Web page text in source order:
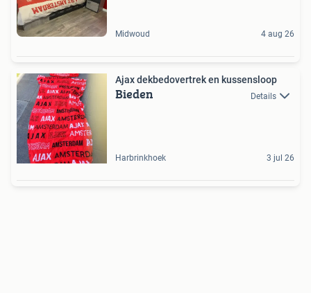
Midwoud 4 aug 26
Ajax dekbedovertrek en kussensloop
Bieden Details
Harbrinkhoek 3 jul 26